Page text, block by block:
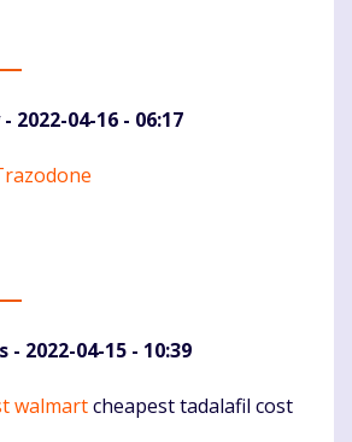
- 2022-04-16 - 06:17
- 2022-04-15 - 10:39
walmartcheapest tadalafil cost